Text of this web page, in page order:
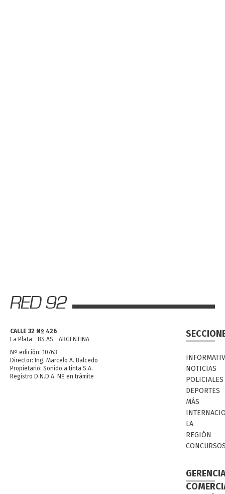
CALLE 32 Nº 426
La Plata - BS AS - ARGENTINA
Nº edición: 10763
Director: Ing. Marcelo A. Balcedo
Propietario: Sonido a tinta S.A.
Registro D.N.D.A. Nº en trámite
NOTICIAS
POLICIALES
DEPORTES
MÁS
LA
REGIÓN